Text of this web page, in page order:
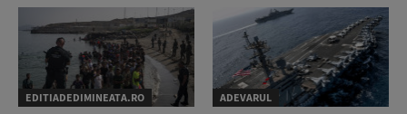
EDITIADEDIMINEATA.RO ADEVARUL